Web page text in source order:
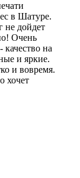
в Шатуре.
не дойдет
Очень
качество на
и яркие.
и вовремя.
хочет